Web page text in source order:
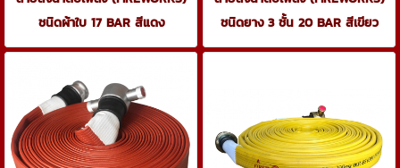
ชนิดผ้าใบ 17 BAR สีแดง
ชนิดยาง 3 ชั้น 20 BAR สีเขียว